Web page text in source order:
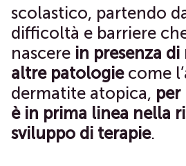
scolastico, partendo
difficoltà e barriere
nascere in presenza
altre patologie come
dermatite atopica, per
è in prima linea nella
sviluppo di terapie.